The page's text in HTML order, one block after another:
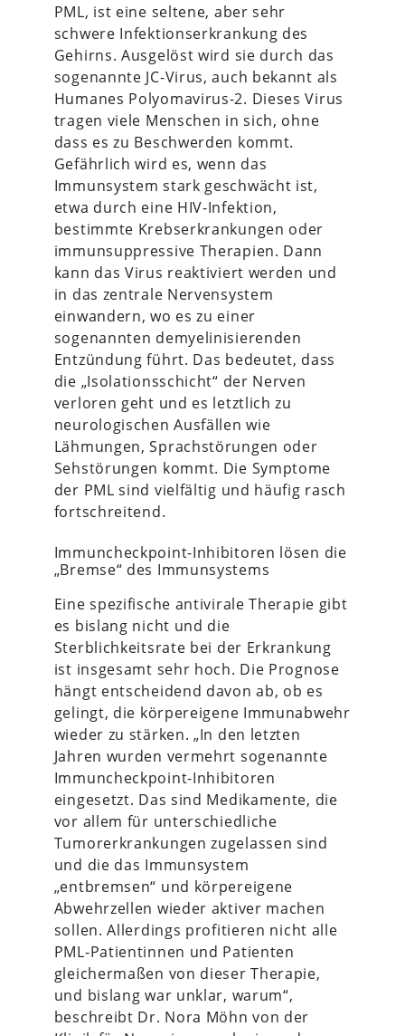
PML, ist eine seltene, aber sehr
schwere Infektionserkrankung des
Gehirns. Ausgelöst wird sie durch das
sogenannte JC-Virus, auch bekannt als
Humanes Polyomavirus-2. Dieses Virus
tragen viele Menschen in sich, ohne
dass es zu Beschwerden kommt.
Gefährlich wird es, wenn das
Immunsystem stark geschwächt ist,
etwa durch eine HIV-Infektion,
bestimmte Krebserkrankungen oder
immunsuppressive Therapien. Dann
kann das Virus reaktiviert werden und
in das zentrale Nervensystem
einwandern, wo es zu einer
sogenannten demyelinisierenden
Entzündung führt. Das bedeutet, dass
die „Isolationsschicht“ der Nerven
verloren geht und es letztlich zu
neurologischen Ausfällen wie
Lähmungen, Sprachstörungen oder
Sehstörungen kommt. Die Symptome
der PML sind vielfältig und häufig rasch
fortschreitend.
Immuncheckpoint-Inhibitoren lösen die
„Bremse“ des Immunsystems
Eine spezifische antivirale Therapie gibt
es bislang nicht und die
Sterblichkeitsrate bei der Erkrankung
ist insgesamt sehr hoch. Die Prognose
hängt entscheidend davon ab, ob es
gelingt, die körpereigene Immunabwehr
wieder zu stärken. „In den letzten
Jahren wurden vermehrt sogenannte
Immuncheckpoint-Inhibitoren
eingesetzt. Das sind Medikamente, die
vor allem für unterschiedliche
Tumorerkrankungen zugelassen sind
und die das Immunsystem
„entbremsen“ und körpereigene
Abwehrzellen wieder aktiver machen
sollen. Allerdings profitieren nicht alle
PML-Patientinnen und Patienten
gleichermaßen von dieser Therapie,
und bislang war unklar, warum“,
beschreibt Dr. Nora Möhn von der